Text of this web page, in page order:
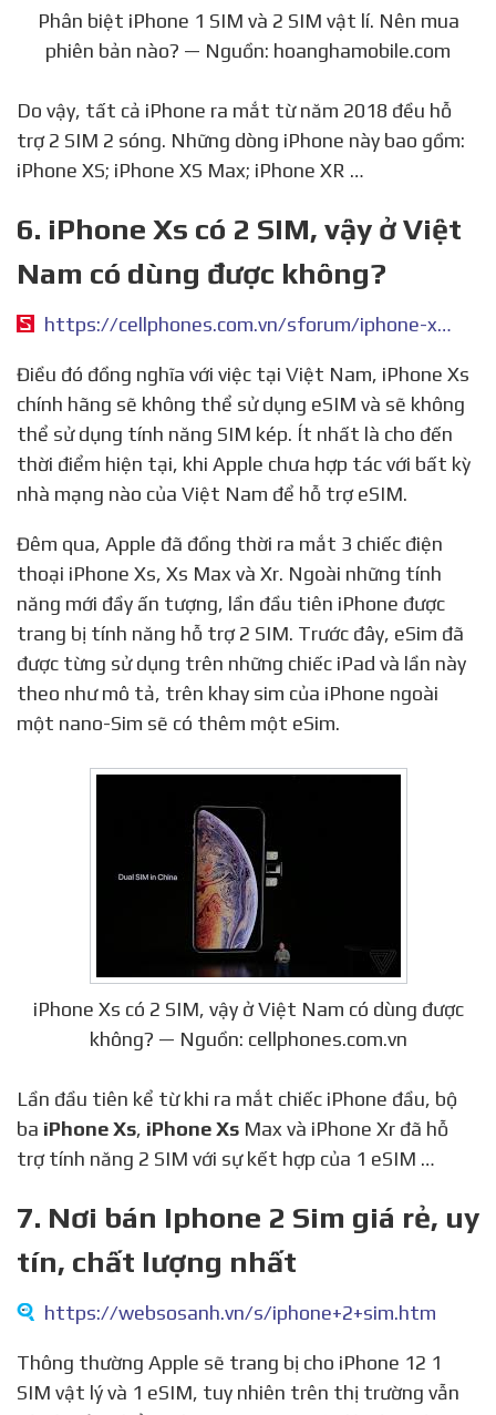
Phân biệt iPhone 1 SIM và 2 SIM vật lí. Nên mua
phiên bản nào? — Nguồn: hoanghamobile.com
Do vậy, tất cả iPhone ra mắt từ năm 2018 đều hỗ
trợ 2 SIM 2 sóng. Những dòng iPhone này bao gồm:
iPhone XS; iPhone XS Max; iPhone XR …
6. iPhone Xs có 2 SIM, vậy ở Việt
Nam có dùng được không?
https://cellphones.com.vn/sforum/iphone-xs-co-2-sim-vay-o-viet-nam-co-dung-duoc-khong
Điều đó đồng nghĩa với việc tại Việt Nam, iPhone Xs
chính hãng sẽ không thể sử dụng eSIM và sẽ không
thể sử dụng tính năng SIM kép. Ít nhất là cho đến
thời điểm hiện tại, khi Apple chưa hợp tác với bất kỳ
nhà mạng nào của Việt Nam để hỗ trợ eSIM.
Đêm qua, Apple đã đồng thời ra mắt 3 chiếc điện
thoại iPhone Xs, Xs Max và Xr. Ngoài những tính
năng mới đầy ấn tượng, lần đầu tiên iPhone được
trang bị tính năng hỗ trợ 2 SIM. Trước đây, eSim đã
được từng sử dụng trên những chiếc iPad và lần này
theo như mô tả, trên khay sim của iPhone ngoài
một nano-Sim sẽ có thêm một eSim.
iPhone Xs có 2 SIM, vậy ở Việt Nam có dùng được
không? — Nguồn: cellphones.com.vn
Lần đầu tiên kể từ khi ra mắt chiếc iPhone đầu, bộ
ba iPhone Xs, iPhone Xs Max và iPhone Xr đã hỗ
trợ tính năng 2 SIM với sự kết hợp của 1 eSIM …
7. Nơi bán Iphone 2 Sim giá rẻ, uy
tín, chất lượng nhất
https://websosanh.vn/s/iphone+2+sim.htm
Thông thường Apple sẽ trang bị cho iPhone 12 1
SIM vật lý và 1 eSIM, tuy nhiên trên thị trường vẫn